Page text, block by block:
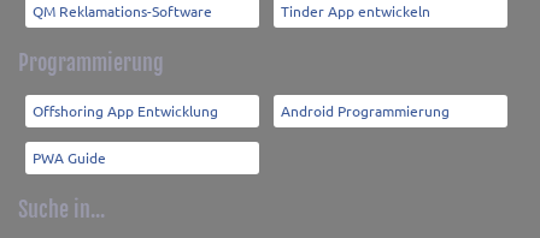
QM Reklamations-Software Tinder App entwickeln
Programmierung
Offshoring App Entwicklung Android Programmierung
PWA Guide
Suche in...